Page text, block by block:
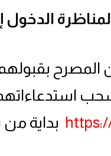
الدخول
المصرح
2024) أنه يمكنهم سحب
بداية من